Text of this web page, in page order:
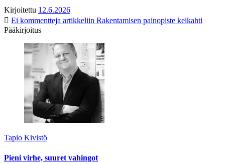
Kirjoitettu 12.6.2026
Ei kommentteja artikkeliin Rakentamisen painopiste keikahti
Pääkirjoitus
Tapio Kivistö
Pieni virhe, suuret vahingot